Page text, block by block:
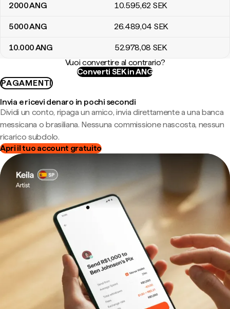
2000ANG 10.595,62 SEK
5000ANG 26.489,04 SEK
10.000ANG 52.978,08 SEK
Vuoi convertire al contrario?
Converti SEK in ANG
PAGAMENTI
Invia e ricevi denaro in pochi secondi
Dividi un conto, ripaga un amico, invia direttamente a una banca
messicana o brasiliana. Nessuna commissione nascosta, nessun
ricarico subdolo.
Apri il tuo account gratuito